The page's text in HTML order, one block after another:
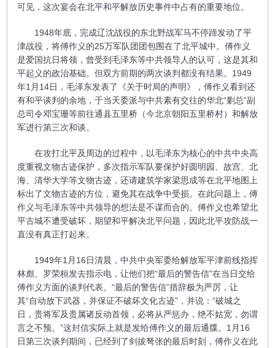
可见，这次宴会在北平和平解放历史事件中占有的重要地位。
1948年底，完成辽沈战役的东北野战军马不停蹄发动了平
津战役，将傅作义的25万军队团团包围在了北平城中。傅作义
是爱国抗日将领，曾受到毛泽东等中共领导人的认可，这是其和
平起义的政治基础。但双方前期的两次谈判都没有结果。1949
年1月14日，毛泽东发表了《关于时局的声明》，傅作义看到还
有和平谈判的余地，于当天委派与中共素有交往的华北“剿总”副
总司令邓宝珊等前往通县五里桥（今北京朝阳五里桥村）和解放
军进行第三次和谈。
在攻打北平及周边的过程中，以毛泽东为核心的中共中央高
度重视文物古迹保护，多次指示军队要保护好圆明园、故宫、北
海、清华大学等文物古迹，还请建筑学家梁思成等在北平地图上
标出了文物古迹的方位，避免其在战争中受损。在此问题上，傅
作义与毛泽东等中共领导的想法是不谋而合的。傅作义也希望北
平古城不遭受破坏，期望和平解决北平问题，因此北平攻防战一
直没有真正打起来。
1949年1月16日清晨，中共中央军委给解放军平津前线指挥
林彪、罗荣桓发去指示电，让他们把“最后的警告信”在当日交给
傅作义方面的谈判代表。“最后的警告信”措辞极为严厉，让
其“自动放下武器，并保证不破坏文化古迹”，并说：“破城之
日，贵将军及贵属诸反动首领，必将从严惩办，绝不姑宽，勿谓
言之不预。”这封信实际上就是发给傅作义的最后通牒。1月16
日第三次谈判期间，已经到了剑拔弩张的最后时刻，傅作义在此